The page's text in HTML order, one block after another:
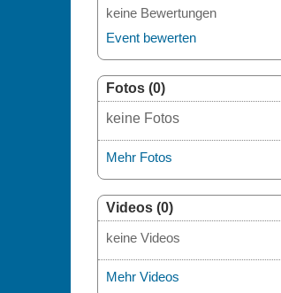
keine Bewertungen
Event bewerten
Fotos (0)
keine Fotos
Mehr Fotos
Videos (0)
keine Videos
Mehr Videos